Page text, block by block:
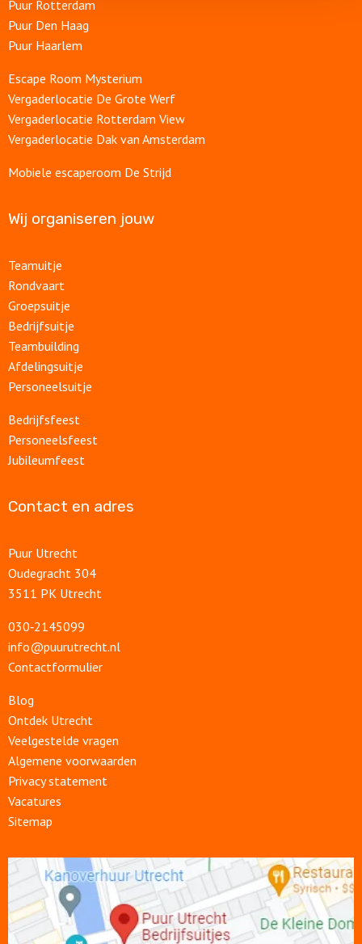
Puur Rotterdam
Puur Den Haag
Puur Haarlem
Escape Room Mysterium
Vergaderlocatie De Grote Werf
Vergaderlocatie Rotterdam View
Vergaderlocatie Dak van Amsterdam
Mobiele escaperoom De Strijd
Wij organiseren jouw
Teamuitje
Rondvaart
Groepsuitje
Bedrijfsuitje
Teambuilding
Afdelingsuitje
Personeelsuitje
Bedrijfsfeest
Personeelsfeest
Jubileumfeest
Contact en adres
Puur Utrecht
Oudegracht 304
3511 PK Utrecht
030‑2145099
info@puurutrecht.nl
Contactformulier
Blog
Ontdek Utrecht
Veelgestelde vragen
Algemene voorwaarden
Privacy statement
Vacatures
Sitemap
link